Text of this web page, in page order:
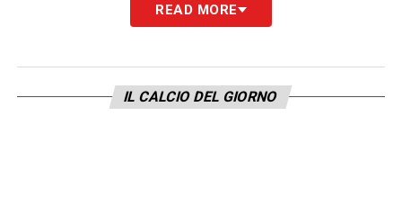
Primavera, al centro del nostro piano di
dedicati alla Primavera, altri arriveranno, e
siamo al lavoro per portare sempre più
READ MORE
IL CALCIO DEL GIORNO